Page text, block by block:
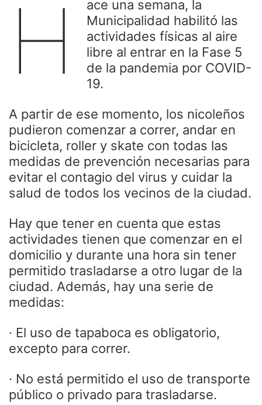
H
ace una semana, la
Municipalidad habilitó las
actividades físicas al aire
libre al entrar en la Fase 5
de la pandemia por COVID-
19.
A partir de ese momento, los nicoleños
pudieron comenzar a correr, andar en
bicicleta, roller y skate con todas las
medidas de prevención necesarias para
evitar el contagio del virus y cuidar la
salud de todos los vecinos de la ciudad.
Hay que tener en cuenta que estas
actividades tienen que comenzar en el
domicilio y durante una hora sin tener
permitido trasladarse a otro lugar de la
ciudad. Además, hay una serie de
medidas:
· El uso de tapaboca es obligatorio,
excepto para correr.
· No está permitido el uso de transporte
público o privado para trasladarse.